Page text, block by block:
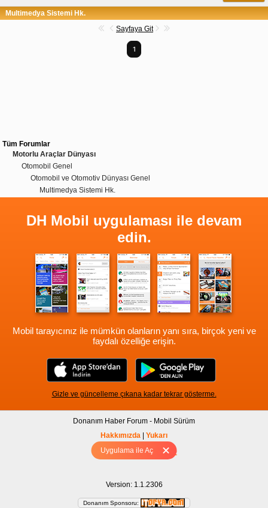
Uygulama ile Aç
Multimedya Sistemi Hk.
Sayfaya Git
1
Tüm Forumlar
Motorlu Araçlar Dünyası
Otomobil Genel
Otomobil ve Otomotiv Dünyası Genel
Multimedya Sistemi Hk.
DH Mobil uygulaması ile devam
edin.
Mobil tarayıcınız ile mümkün olanların yanı sıra, birçok yeni ve
faydalı özelliğe erişin.
Gizle ve güncelleme çıkana kadar tekrar gösterme.
Donanım Haber Forum - Mobil Sürüm
Hakkımızda | Yukarı
Tam sürüm için Tıklayınız
Version: 1.1.2306
Donanım Sponsoru: